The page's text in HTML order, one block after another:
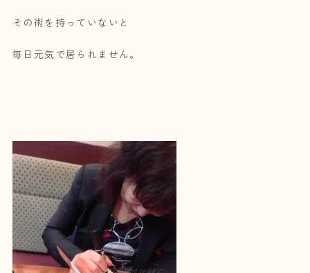
その術を持っていないと
毎日元気で居られません。